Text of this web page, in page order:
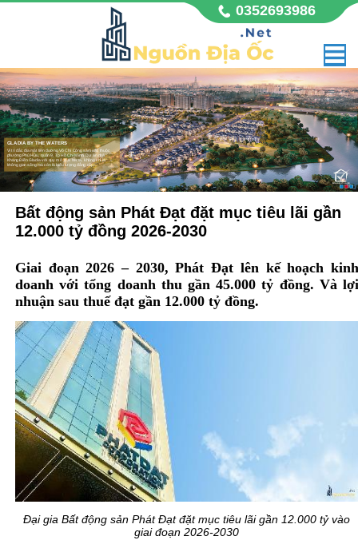
0352693986
GLADIA BY THE WATERS
Vị trí đắc địa mặt tiền đường Võ Chí Công sầm uất, thuộc
phường Phú Hữu, quận 9, Tp Hồ Chí Minh. Dự án nhà
Khang Điền Gladia với quy mô 11,8 hecta, không chỉ là
không gian sống mà còn là biểu tượng đẳng cấp,
Bất động sản Phát Đạt đặt mục tiêu lãi gần
12.000 tỷ đồng 2026-2030
Giai đoạn 2026 – 2030, Phát Đạt lên kế hoạch
doanh với tổng doanh thu gần 45.000 tỷ đồng. Và
nhuận sau thuế đạt gần 12.000 tỷ đồng.
Đại gia Bất động sản Phát Đạt đặt mục tiêu lãi gần 12.000 tỷ vào
giai đoạn 2026-2030